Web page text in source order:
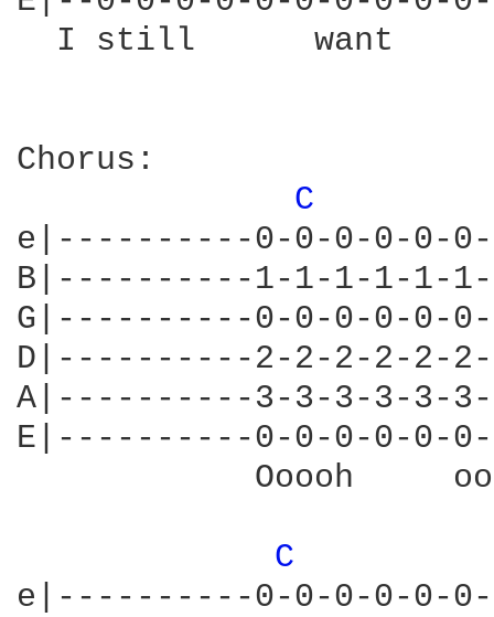
I still      want
Chorus:
C
e|----------0-0-0-0-0-
B|----------1-1-1-1-1-
G|----------0-0-0-0-0-
D|----------2-2-2-2-2-
A|----------3-3-3-3-3-
E|----------0-0-0-0-0-
Ooooh
C
e|----------0-0-0-0-0-